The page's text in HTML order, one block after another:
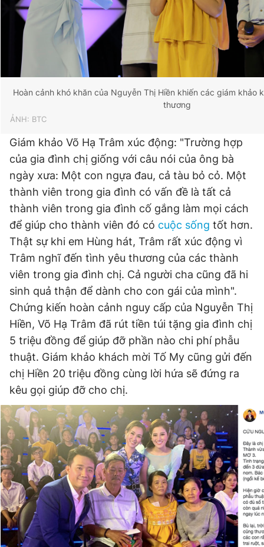
Hoàn cảnh khó khăn của Nguyễn Thị Hiền khiến các giám khảo
thương
ẢNH: BTC
Giám khảo Võ Hạ Trâm xúc động: "Trường hợp
của gia đình chị giống với câu nói của ông bà
ngày xưa: Một con ngựa đau, cả tàu bỏ cỏ. Một
thành viên trong gia đình có vấn đề là tất cả
thành viên trong gia đình cố gắng làm mọi cách
để giúp cho thành viên đó có cuộc sống tốt hơn.
Thật sự khi em Hùng hát, Trâm rất xúc động vì
Trâm nghĩ đến tình yêu thương của các thành
viên trong gia đình chị. Cả người cha cũng đã hi
sinh quả thận để dành cho con gái của mình".
Chứng kiến hoàn cảnh nguy cấp của Nguyễn Thị
Hiền, Võ Hạ Trâm đã rút tiền túi tặng gia đình chị
5 triệu đồng để giúp đỡ phần nào chi phí phẫu
thuật. Giám khảo khách mời Tố My cũng gửi đến
chị Hiền 20 triệu đồng cùng lời hứa sẽ đứng ra
kêu gọi giúp đỡ cho chị.